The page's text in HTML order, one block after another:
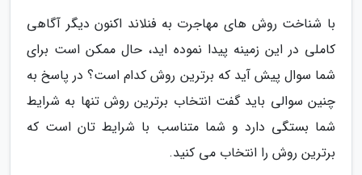
با شناخت روش های مهاجرت به فنلاند اکنون دیگر آگاهی
کاملی در این زمینه پیدا نموده اید، حال ممکن است برای
شما سوال پیش آید که برترین روش کدام است؟ در پاسخ به
چنین سوالی باید گفت انتخاب برترین روش تنها به شرایط
شما بستگی دارد و شما متناسب با شرایط تان است که
برترین روش را انتخاب می کنید.